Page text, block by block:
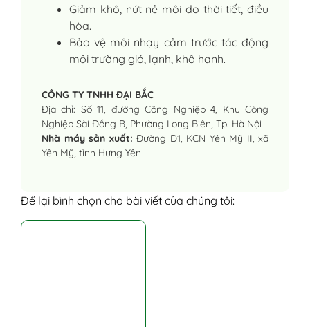
Giảm khô, nứt nẻ môi do thời tiết, điều
hòa.
Bảo vệ môi nhạy cảm trước tác động
môi trường gió, lạnh, khô hanh.
CÔNG TY TNHH ĐẠI BẮC
Địa chỉ: Số 11, đường Công Nghiệp 4, Khu Công
Nghiệp Sài Đồng B, Phường Long Biên, Tp. Hà Nội
Nhà máy sản xuất: Đường D1, KCN Yên Mỹ II, xã
Yên Mỹ, tỉnh Hưng Yên
Để lại bình chọn cho bài viết của chúng tôi: